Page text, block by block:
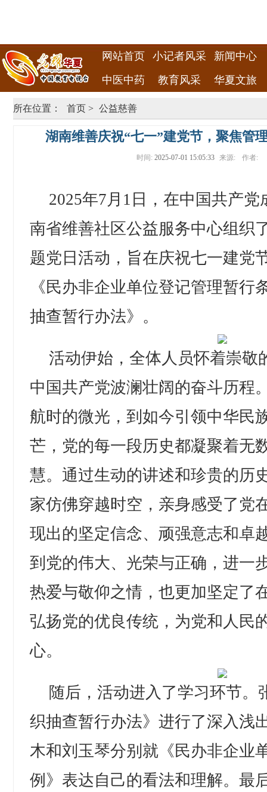
网站首页 小记者风采
新闻中心
中医中药
教育风采 华夏文旅
所在位置： 首页 > 公益慈善
湖南维善庆祝“七一”建党节，聚焦管
时间: 2025-07-01 15:05:33 来源: 作者:
2025年7月1日，在中国共产
南省维善社区公益服务中心组织
题党日活动，旨在庆祝七一建党
《民办非企业单位登记管理暂行
抽查暂行办法》。
活动伊始，全体人员怀着崇敬
中国共产党波澜壮阔的奋斗历程
航时的微光，到如今引领中华民
芒，党的每一段历史都凝聚着无
慧。通过生动的讲述和珍贵的历
家仿佛穿越时空，亲身感受了党
现出的坚定信念、顽强意志和卓
到党的伟大、光荣与正确，进一
热爱与敬仰之情，也更加坚定了
弘扬党的优良传统，为党和人民
心。
随后，活动进入了学习环节。
织抽查暂行办法》进行了深入浅
木和刘玉琴分别就《民办非企业
例》表达自己的看法和理解。最